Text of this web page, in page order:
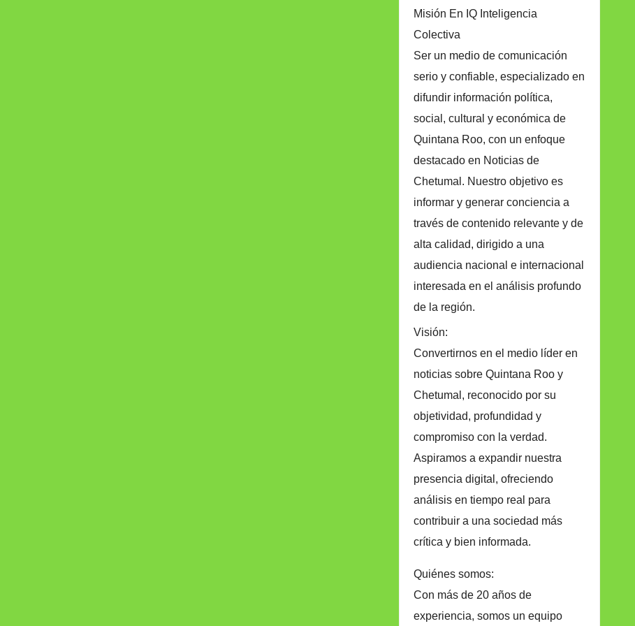
Misión En IQ Inteligencia
Colectiva
Ser un medio de comunicación
serio y confiable, especializado en
difundir información política,
social, cultural y económica de
Quintana Roo, con un enfoque
destacado en Noticias de
Chetumal. Nuestro objetivo es
informar y generar conciencia a
través de contenido relevante y de
alta calidad, dirigido a una
audiencia nacional e internacional
interesada en el análisis profundo
de la región.
Visión:
Convertirnos en el medio líder en
noticias sobre Quintana Roo y
Chetumal, reconocido por su
objetividad, profundidad y
compromiso con la verdad.
Aspiramos a expandir nuestra
presencia digital, ofreciendo
análisis en tiempo real para
contribuir a una sociedad más
crítica y bien informada.
Quiénes somos:
Con más de 20 años de
experiencia, somos un equipo